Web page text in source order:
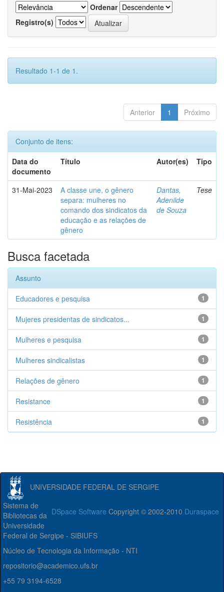
Ordenar
Registro(s)
Resultado 1-1 de 1.
Anterior 1 Próximo
Conjunto de itens:
Data do
documento
Título Autor(es) Tipo
31-Mai-2023
A classe une, o gênero
separa: mulheres no
comando dos sindicatos da
educação e as relações de
gênero
Dantas,
Adenilde
de Souza
Tese
Busca facetada
Assunto
1
Educadores e pesquisa
1
Mujeres presidentas de sindicatos...
1
Mulheres e pesquisa
1
Mulheres sindicalistas
1
Relações de gênero
1
Resistance
1
Resistência
UNIVERSIDADE FEDERAL DE SERGIPE
DSpace Software Copyright © 2002-2010 Duraspace
Sistema de
Bibliotecas da
Universidade
Federal de Sergipe - SIBIUFS
Núcleo de Tecnologia da Informação - NTI
repositorio@academico.ufs.br
+55 79 3194-6528